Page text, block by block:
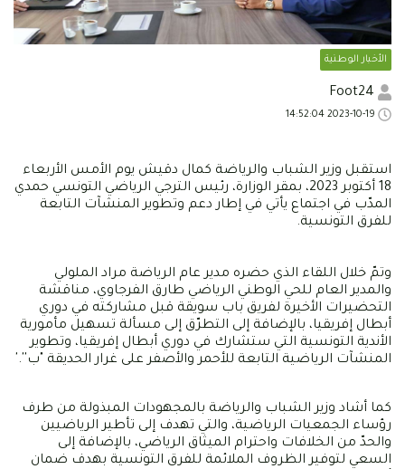
الأخبار الوطنية
استقبل وزير الشباب والرياضة كمال دقيش يوم الأمس الأربعاء
18 أكتوبر 2023، بمقر الوزارة، رئيس الترجي الرياضي التونسي حمدي
المدّب في اجتماع يأتي في إطار دعم وتطوير المنشآت التابعة
للفرق التونسية.
وتمّ خلال اللقاء الذي حضره مدير عام الرياضة مراد الملولي
والمدير العام للحي الوطني الرياضي طارق الفرجاوي، مناقشة
التحضيرات الأخيرة لفريق باب سويقة قبل مشاركته في دوري
أبطال إفريقيا، بالإضافة إلى التطرّق إلى مسألة تسهيل مأمورية
الأندية التونسية التي ستشارك في دوري أبطال إفريقيا، وتطوير
المنشآت الرياضية التابعة للأحمر والأصفر على غرار الحديقة "ب''.'
كما أشاد وزير الشباب والرياضة بالمجهودات المبذولة من طرف
رؤساء الجمعيات الرياضية، والتي تهدف إلى تأطير الرياضيين
والحدّ من الخلافات واحترام الميثاق الرياضي، بالإضافة إلى
السعي لتوفير الظروف الملائمة للفرق التونسية بهدف ضمان